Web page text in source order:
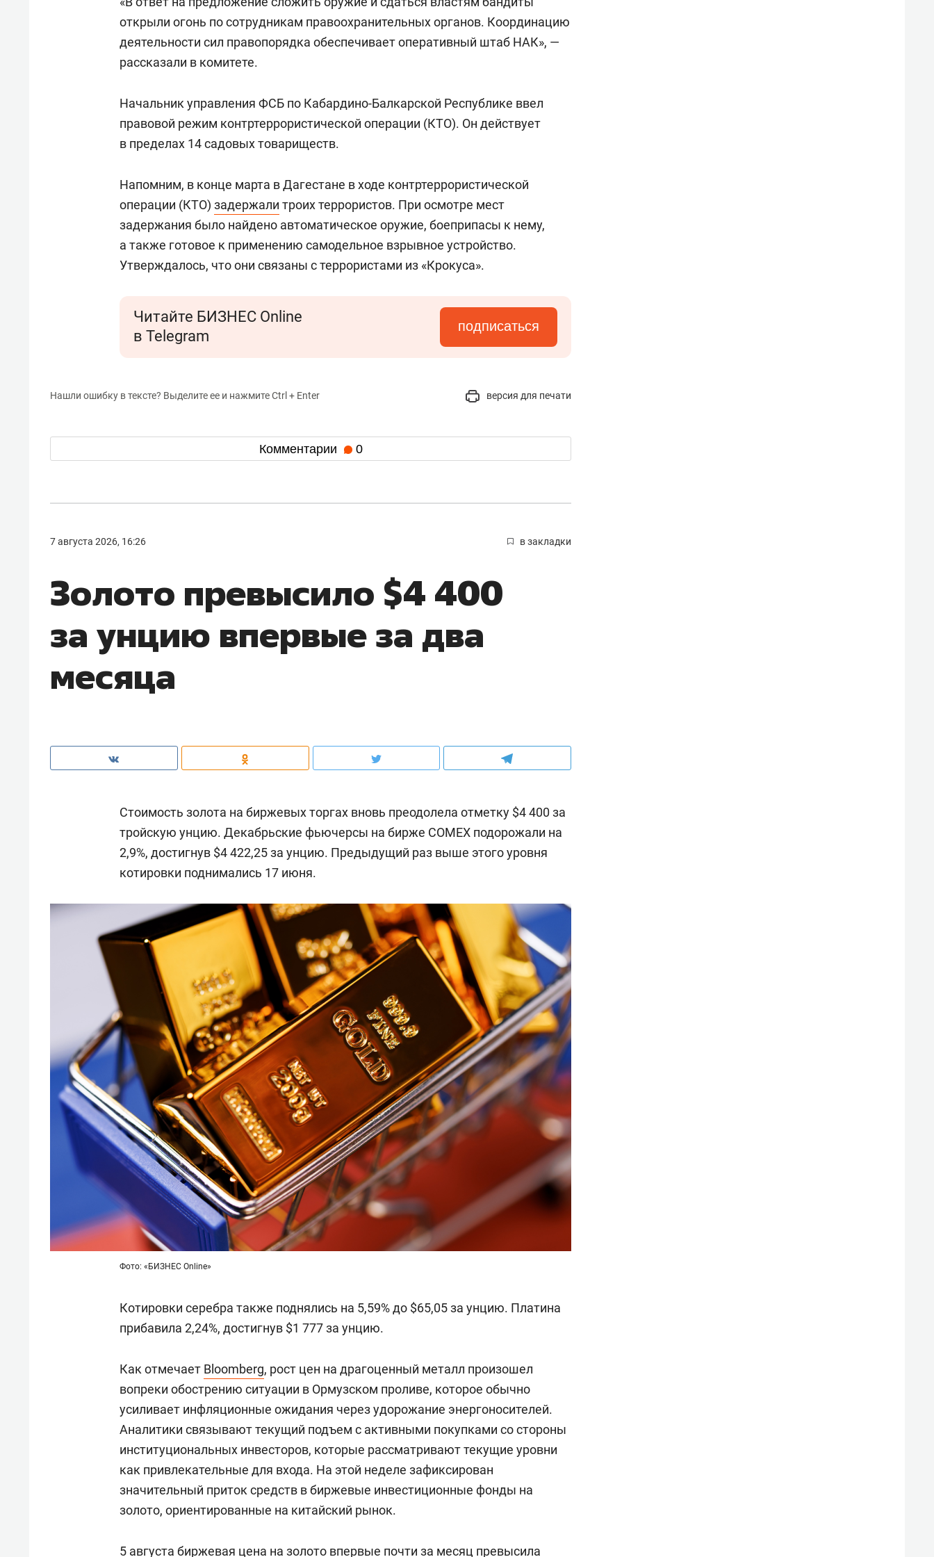
открыли огонь по сотрудникам правоохранительных органов. Координацию
деятельности сил правопорядка обеспечивает оперативный штаб НАК», —
рассказали в комитете.
Начальник управления ФСБ по Кабардино-Балкарской Республике ввел
правовой режим контртеррористической операции (КТО). Он действует
в пределах 14 садовых товариществ.
Напомним, в конце марта в Дагестане в ходе контртеррористической
операции (КТО) задержали троих террористов. При осмотре мест
задержания было найдено автоматическое оружие, боеприпасы к нему,
а также готовое к применению самодельное взрывное устройство.
Утверждалось, что они связаны с террористами из «Крокуса».
Читайте БИЗНЕС Online
в Telegram
подписаться
Нашли ошибку в тексте? Выделите ее и нажмите Ctrl + Enter версия для печати
Комментарии 0
7 августа 2026, 16:26 в закладки
Золото превысило $4 400
за унцию впервые за два
месяца
Стоимость золота на биржевых торгах вновь преодолела отметку $4 400 за
тройскую унцию. Декабрьские фьючерсы на бирже COMEX подорожали на
2,9%, достигнув $4 422,25 за унцию. Предыдущий раз выше этого уровня
котировки поднимались 17 июня.
Фото: «БИЗНЕС Online»
Котировки серебра также поднялись на 5,59% до $65,05 за унцию. Платина
прибавила 2,24%, достигнув $1 777 за унцию.
Как отмечает Bloomberg, рост цен на драгоценный металл произошел
вопреки обострению ситуации в Ормузском проливе, которое обычно
усиливает инфляционные ожидания через удорожание энергоносителей.
Аналитики связывают текущий подъем с активными покупками со стороны
институциональных инвесторов, которые рассматривают текущие уровни
как привлекательные для входа. На этой неделе зафиксирован
значительный приток средств в биржевые инвестиционные фонды на
золото, ориентированные на китайский рынок.
5 августа биржевая цена на золото впервые почти за месяц превысила